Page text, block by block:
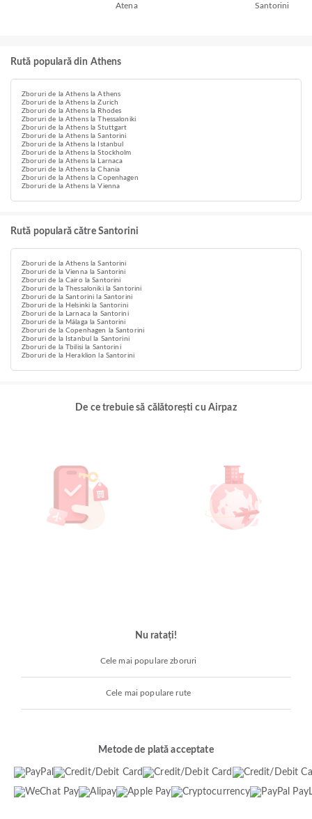
Atena
Santorini
Rută populară din Athens
Zboruri de la Athens la Athens
Zboruri de la Athens la Zurich
Zboruri de la Athens la Rhodes
Zboruri de la Athens la Thessaloniki
Zboruri de la Athens la Stuttgart
Zboruri de la Athens la Santorini
Zboruri de la Athens la Istanbul
Zboruri de la Athens la Stockholm
Zboruri de la Athens la Larnaca
Zboruri de la Athens la Chania
Zboruri de la Athens la Copenhagen
Zboruri de la Athens la Vienna
Rută populară către Santorini
Zboruri de la Athens la Santorini
Zboruri de la Vienna la Santorini
Zboruri de la Cairo la Santorini
Zboruri de la Thessaloniki la Santorini
Zboruri de la Santorini la Santorini
Zboruri de la Helsinki la Santorini
Zboruri de la Larnaca la Santorini
Zboruri de la Málaga la Santorini
Zboruri de la Copenhagen la Santorini
Zboruri de la Istanbul la Santorini
Zboruri de la Tbilisi la Santorini
Zboruri de la Heraklion la Santorini
De ce trebuie să călătorești cu Airpaz
Nu ratați!
Cele mai populare zboruri
Cele mai populare rute
Metode de plată acceptate